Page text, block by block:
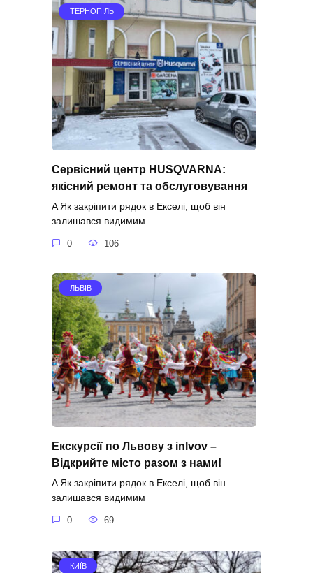
ТЕРНОПІЛЬ
Сервісний центр HUSQVARNA:
якісний ремонт та обслуговування
A Як закріпити рядок в Екселі, щоб він
залишався видимим
0 106
ЛЬВІВ
Екскурсії по Львову з inlvоv –
Відкрийте місто разом з нами!
A Як закріпити рядок в Екселі, щоб він
залишався видимим
0 69
КИЇВ